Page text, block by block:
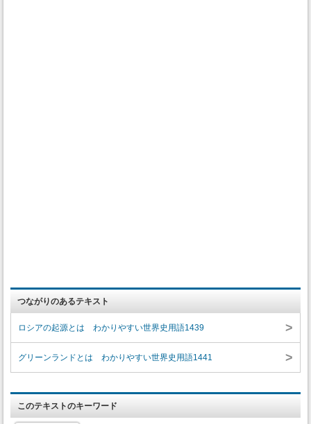
つながりのあるテキスト
ロシアの起源とは わかりやすい世界史用語1439 >
グリーンランドとは わかりやすい世界史用語1441 >
このテキストのキーワード